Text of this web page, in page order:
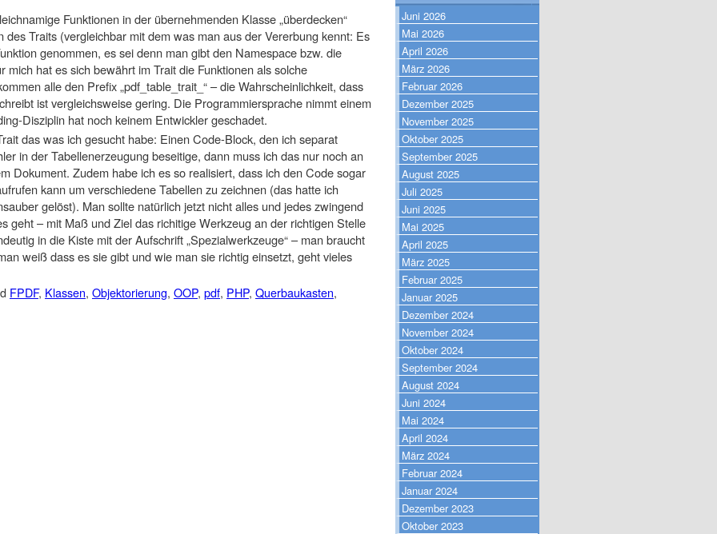
Funktionen in der übernehmenden Klasse „überdecken“
des Traits (vergleichbar mit dem was man aus der Vererbung kennt: Es
genommen, es sei denn man gibt den Namespace bzw. die
mich hat es sich bewährt im Trait die Funktionen als solche
alle den Prefix „pdf_table_trait_“ – die Wahrscheinlichkeit, dass
ist vergleichsweise gering. Die Programmiersprache nimmt einem
Disziplin hat noch keinem Entwickler geschadet.
das was ich gesucht habe: Einen Code-Block, den ich separat
in der Tabellenerzeugung beseitige, dann muss ich das nur noch an
Dokument. Zudem habe ich es so realisiert, dass ich den Code sogar
kann um verschiedene Tabellen zu zeichnen (das hatte ich
gelöst). Man sollte natürlich jetzt nicht alles und jedes zwingend
geht – mit Maß und Ziel das richitige Werkzeug an der richtigen Stelle
in die Kiste mit der Aufschrift „Spezialwerkzeuge“ – man braucht
weiß dass es sie gibt und wie man sie richtig einsetzt, geht vieles
FPDF, Klassen, Objektorierung, OOP, pdf, PHP, Querbaukasten,
Juni 2026
Mai 2026
April 2026
März 2026
Februar 2026
Dezember 2025
November 2025
Oktober 2025
September 2025
August 2025
Juli 2025
Juni 2025
Mai 2025
April 2025
März 2025
Februar 2025
Januar 2025
Dezember 2024
November 2024
Oktober 2024
September 2024
August 2024
Juni 2024
Mai 2024
April 2024
März 2024
Februar 2024
Januar 2024
Dezember 2023
Oktober 2023